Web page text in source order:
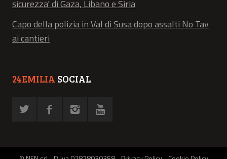
sicurezza' di Gaza, Libano e Siria
Capo della polizia in Val di Susa dopo assalti No Tav
ai cantieri
24EMILIA SOCIAL